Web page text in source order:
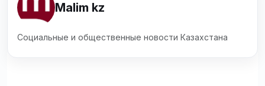
Malim kz
Социальные и общественные новости Казахстана